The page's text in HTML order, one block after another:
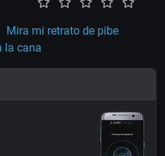
Mira mi retrato de pibe
la cana